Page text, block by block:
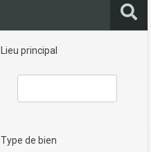
Lieu principal
Type de bien